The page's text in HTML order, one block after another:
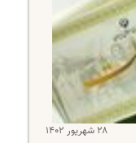
۲۸ شهریور ۱۴۰۲